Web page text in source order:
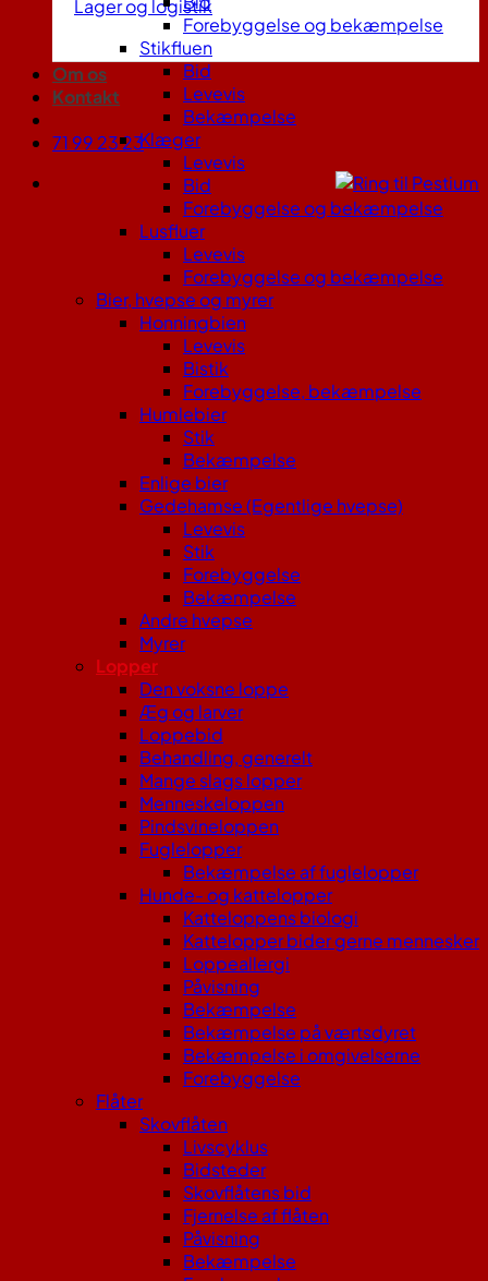
Lager og logistik
Om os
Kontakt
71 99 23 23
Forebyggelse og bekæmpelse
Stikfluen
Bid
Levevis
Bekæmpelse
Klæger
Levevis
Bid
Forebyggelse og bekæmpelse
Lusfluer
Levevis
Forebyggelse og bekæmpelse
Bier, hvepse og myrer
Honningbien
Levevis
Bistik
Forebyggelse, bekæmpelse
Humlebier
Stik
Bekæmpelse
Enlige bier
Gedehamse (Egentlige hvepse)
Levevis
Stik
Forebyggelse
Bekæmpelse
Andre hvepse
Myrer
Lopper
Den voksne loppe
Æg og larver
Loppebid
Behandling, generelt
Mange slags lopper
Menneskeloppen
Pindsvineloppen
Fuglelopper
Bekæmpelse af fuglelopper
Hunde- og kattelopper
Katteloppens biologi
Kattelopper bider gerne mennesker
Loppeallergi
Påvisning
Bekæmpelse
Bekæmpelse på værtsdyret
Bekæmpelse i omgivelserne
Forebyggelse
Flåter
Skovflåten
Livscyklus
Bidsteder
Skovflåtens bid
Fjernelse af flåten
Påvisning
Bekæmpelse